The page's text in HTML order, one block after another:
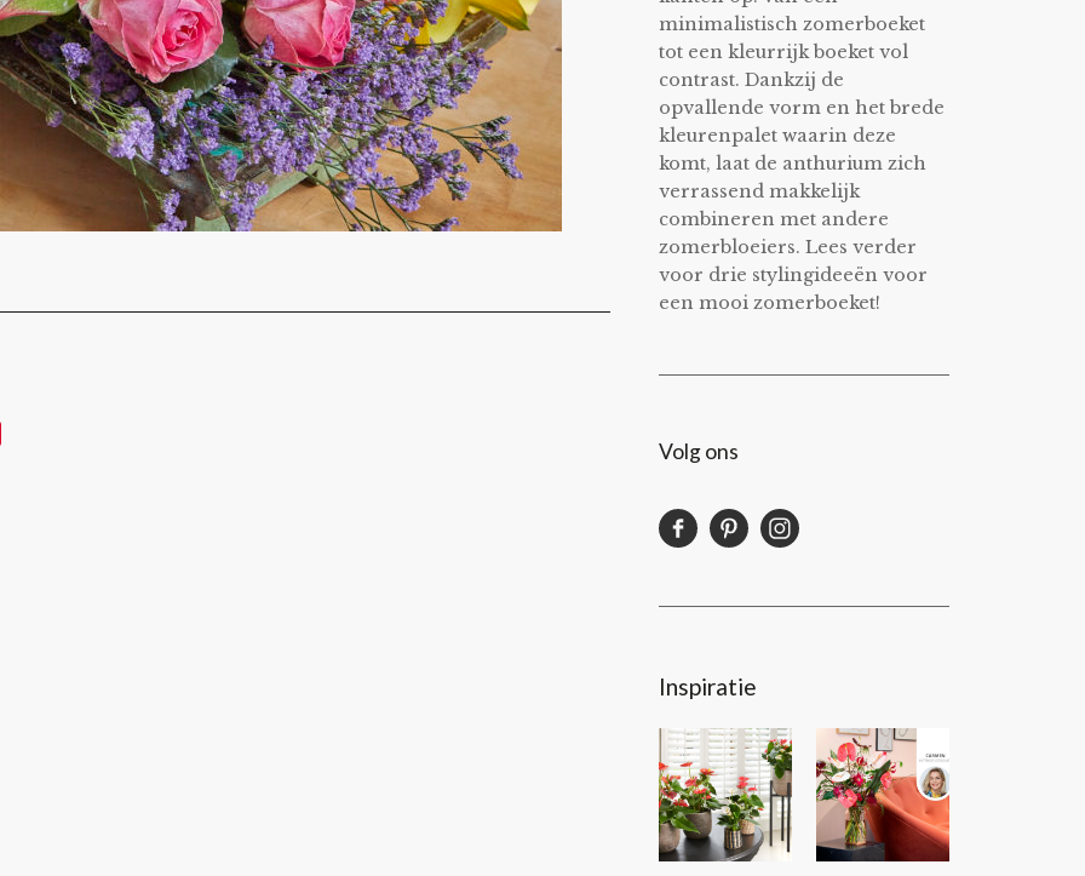
minimalistisch zomerboeket
tot een kleurrijk boeket vol
contrast. Dankzij de
opvallende vorm en het brede
kleurenpalet waarin deze
komt, laat de anthurium zich
verrassend makkelijk
combineren met andere
zomerbloeiers. Lees verder
voor drie stylingideeën voor
een mooi zomerboeket!
Volg ons
Inspiratie